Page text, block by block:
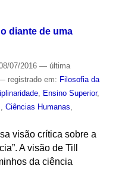
diante de uma
07/2016 — última
registrado em: Filosofia da
, Ensino Superior,
Ciências Humanas
visão crítica sobre a
A visão de Till
da ciência